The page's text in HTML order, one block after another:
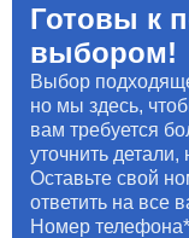
Готовы к
выбором!
Выбор
но мы здесь,
вам требуется
уточнить
Оставьте свой
ответить на все
Номер телефона